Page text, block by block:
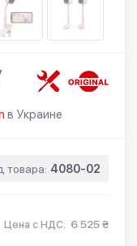
в Украине
товара: 4080-02
Цена с НДС: 6 525 ₴